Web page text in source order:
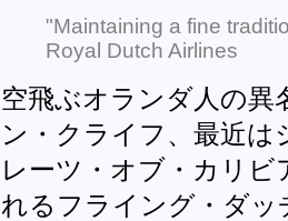
"Maintaining a fine
Royal Dutch Airlines
空飛ぶオランダ人の
ン・クライフ、最近
レーツ・オブ・カリ
れるフライング・ダッ